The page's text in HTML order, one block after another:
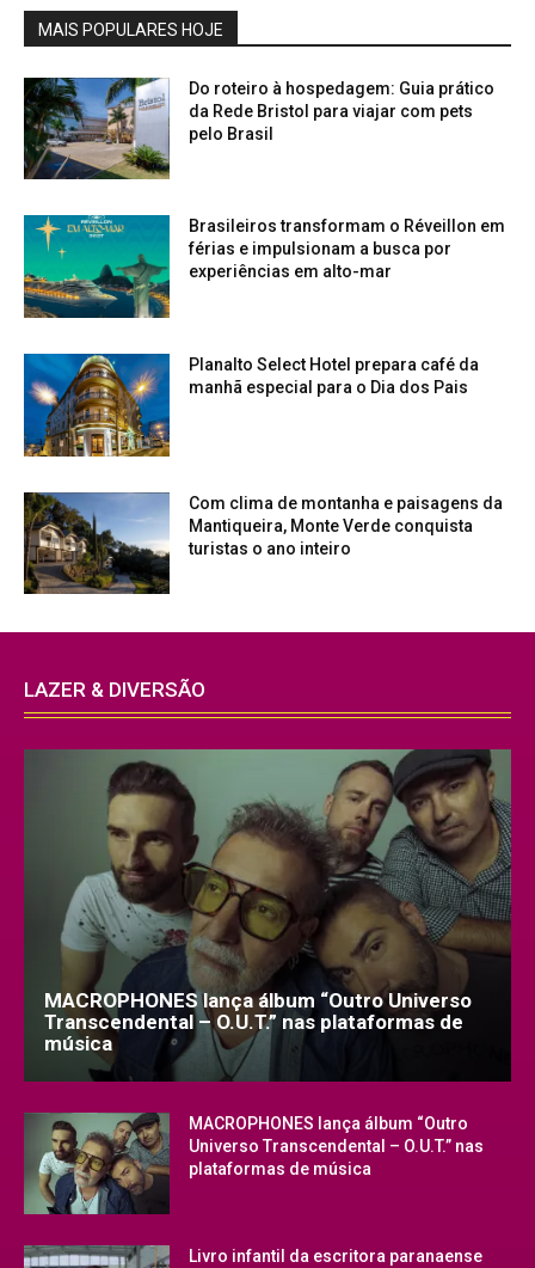
MAIS POPULARES HOJE
Do roteiro à hospedagem: Guia prático
da Rede Bristol para viajar com pets
pelo Brasil
Brasileiros transformam o Réveillon em
férias e impulsionam a busca por
experiências em alto-mar
Planalto Select Hotel prepara café da
manhã especial para o Dia dos Pais
Com clima de montanha e paisagens da
Mantiqueira, Monte Verde conquista
turistas o ano inteiro
LAZER & DIVERSÃO
MACROPHONES lança álbum “Outro Universo
Transcendental – O.U.T.” nas plataformas de
música
MACROPHONES lança álbum “Outro
Universo Transcendental – O.U.T.” nas
plataformas de música
Livro infantil da escritora paranaense